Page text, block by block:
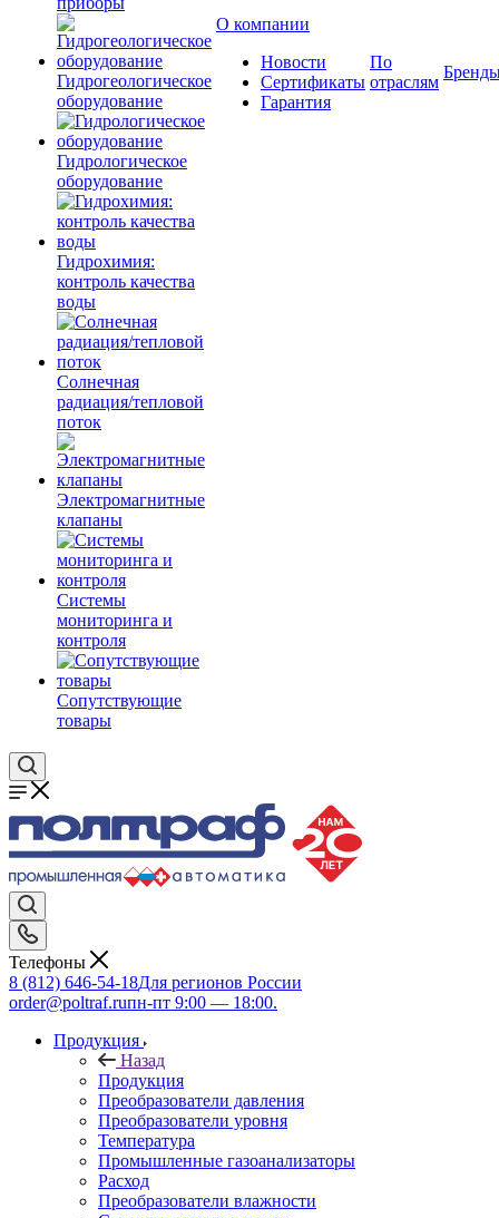
Гидрогеологическое
оборудование
Гидрологическое
оборудование
Гидрохимия:
контроль качества
воды
Солнечная
радиация/тепловой
поток
Электромагнитные
клапаны
Системы
мониторинга и
контроля
Сопутствующие
товары
О компании
Новости
Сертификаты
Гарантия
По
отраслям
Телефоны
8 (812) 646-54-18Для регионов России
order@poltraf.ruпн-пт 9:00 — 18:00.
Продукция
Назад
Продукция
Преобразователи давления
Преобразователи уровня
Температура
Промышленные газоанализаторы
Расход
Преобразователи влажности